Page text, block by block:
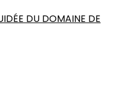
DU DOMAINE DE